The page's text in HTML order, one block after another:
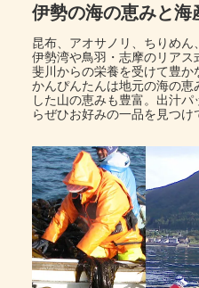
伊勢の海の恵みと海
昆布、アオサノリ、ちりめん
伊勢湾や鳥羽・志摩のリア
斐川からの栄養を受けて豊
かんぴんたんは地元の海の恵
した山の恵みも豊富。出汁
らぜひお好みの一品を見つけ